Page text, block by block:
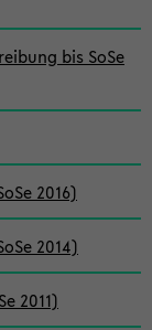
bis SoSe
2016)
2014)
2011)